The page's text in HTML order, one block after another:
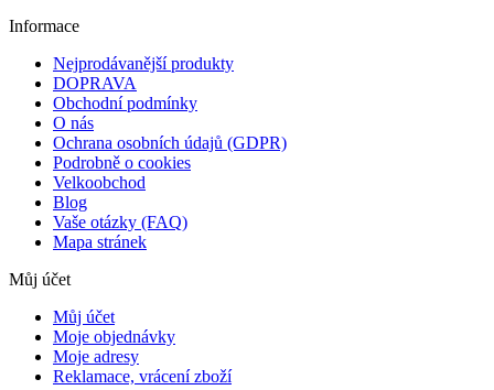
Informace
Nejprodávanější produkty
DOPRAVA
Obchodní podmínky
O nás
Ochrana osobních údajů (GDPR)
Podrobně o cookies
Velkoobchod
Blog
Vaše otázky (FAQ)
Mapa stránek
Můj účet
Můj účet
Moje objednávky
Moje adresy
Reklamace, vrácení zboží